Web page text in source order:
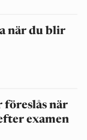
när du blir
föreslås när
examen